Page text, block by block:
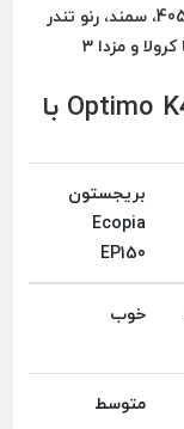
پژو 405، سمند، رنو تندر
مقایسه لاستیک هانکوک Optimo K415 با
بریجستون
Ecopia
EP150
خوب
متوسط